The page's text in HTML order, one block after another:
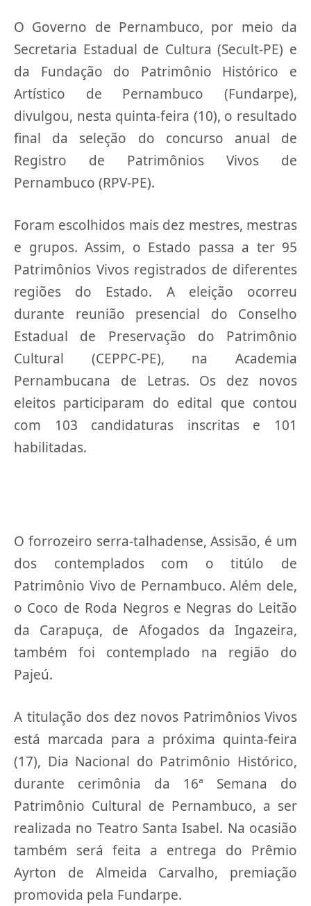
O Governo de Pernambuco, por meio da
Secretaria Estadual de Cultura (Secult-PE) e
da Fundação do Patrimônio Histórico e
Artístico de Pernambuco (Fundarpe),
divulgou, nesta quinta-feira (10), o resultado
final da seleção do concurso anual de
Registro de Patrimônios Vivos de
Pernambuco (RPV-PE).
Foram escolhidos mais dez mestres, mestras
e grupos. Assim, o Estado passa a ter 95
Patrimônios Vivos registrados de diferentes
regiões do Estado. A eleição ocorreu
durante reunião presencial do Conselho
Estadual de Preservação do Patrimônio
Cultural (CEPPC-PE), na Academia
Pernambucana de Letras. Os dez novos
eleitos participaram do edital que contou
com 103 candidaturas inscritas e 101
habilitadas.
O forrozeiro serra-talhadense, Assisão, é um
dos contemplados com o titúlo de
Patrimônio Vivo de Pernambuco. Além dele,
o Coco de Roda Negros e Negras do Leitão
da Carapuça, de Afogados da Ingazeira,
também foi contemplado na região do
Pajeú.
A titulação dos dez novos Patrimônios Vivos
está marcada para a próxima quinta-feira
(17), Dia Nacional do Patrimônio Histórico,
durante cerimônia da 16ª Semana do
Patrimônio Cultural de Pernambuco, a ser
realizada no Teatro Santa Isabel. Na ocasião
também será feita a entrega do Prêmio
Ayrton de Almeida Carvalho, premiação
promovida pela Fundarpe.